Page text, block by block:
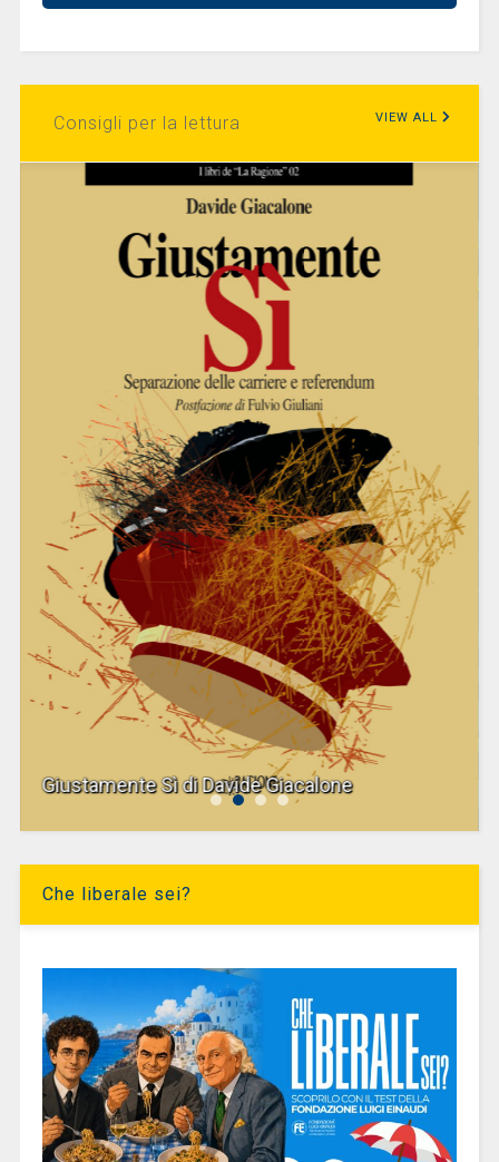
Consigli per la lettura VIEW ALL
Giustamente Sì di Davide Giacalone
Che liberale sei?